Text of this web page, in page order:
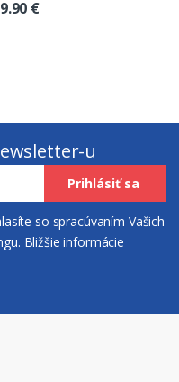
€
u
Prihlásiť sa
so spracúvaním Vašich
Bližšie informácie